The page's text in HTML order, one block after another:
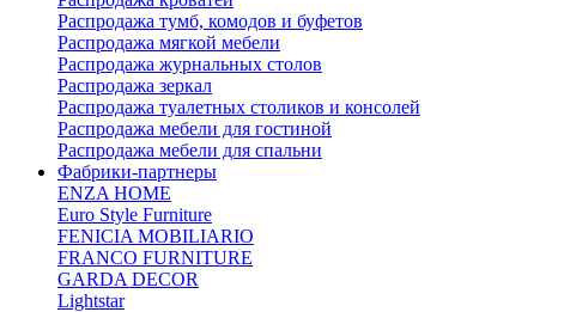
Распродажа тумб, комодов и буфетов
Распродажа мягкой мебели
Распродажа журнальных столов
Распродажа зеркал
Распродажа туалетных столиков и консолей
Распродажа мебели для гостиной
Распродажа мебели для спальни
Фабрики-партнеры
ENZA HOME
Euro Style Furniture
FENICIA MOBILIARIO
FRANCO FURNITURE
GARDA DECOR
Lightstar